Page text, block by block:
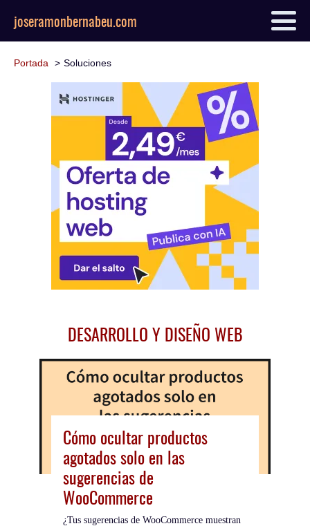
joseramonbernabeu.com
Portada Soluciones
DESARROLLO Y DISEÑO WEB
Cómo ocultar productos
agotados solo en las
sugerencias de
WooCommerce
¿Tus sugerencias de WooCommerce muestran